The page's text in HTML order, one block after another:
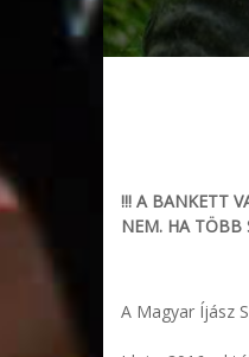
!!! A BANKETT
NEM. HA TÖBB
A Magyar Íjász